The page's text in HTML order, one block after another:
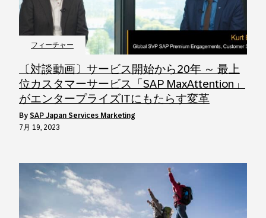
フィーチャー
〔対談動画〕サービス開始から20年 ～ 最上
位カスタマーサービス「SAP MaxAttention」
がエンタープライズITにもたらす変革
by SAP Japan Services Marketing
7月 19, 2023